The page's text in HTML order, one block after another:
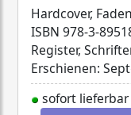
Hardcover,
ISBN 978-3-
Register,
Erschienen:
sofort lieferbar